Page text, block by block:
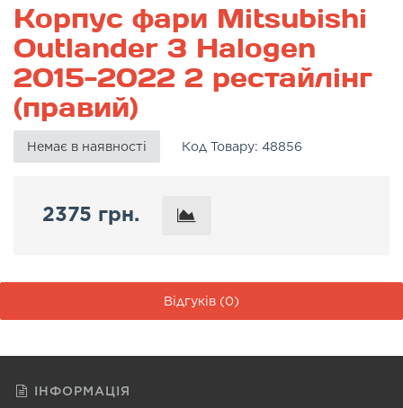
Корпус фари Mitsubishi
Outlander 3 Halogen
2015-2022 2 рестайлінг
(правий)
Немає в наявності Код Товару: 48856
2375 грн.
Відгуків (0)
ІНФОРМАЦІЯ